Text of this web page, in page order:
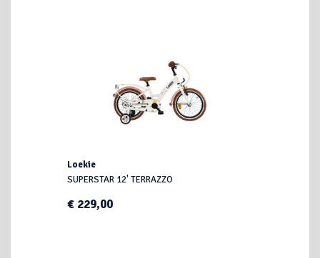
Loekie
SUPERSTAR 12' TERRAZZO
€ 229,00